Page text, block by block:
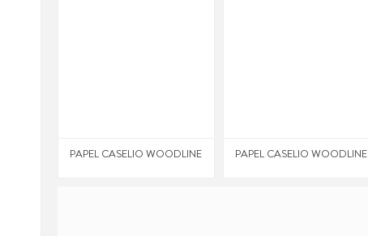
PAPEL CASELIO WOODLINE PAPEL CASELIO WOODLINE